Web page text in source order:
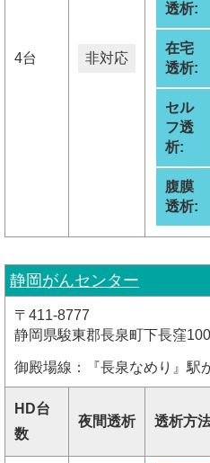
4台 非対応
透析:
在宅
透析:
セル
フ透
析:
腹膜
透析:
静岡がんセンター
〒411-8777
静岡県駿東郡長泉町下長窪
御殿場線：『長泉なめり』駅
HD台
数
夜間透析 透析方